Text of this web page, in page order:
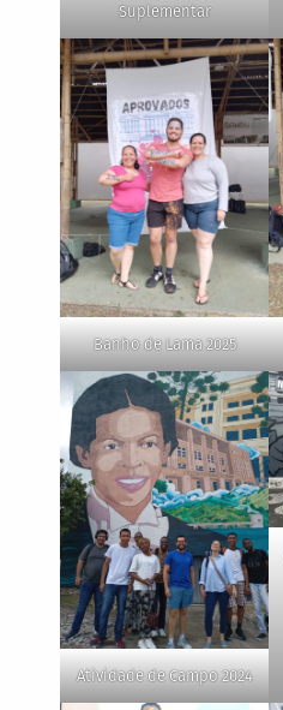
Suplementar
Banho de Lama 2025
Atividade de Campo 2024